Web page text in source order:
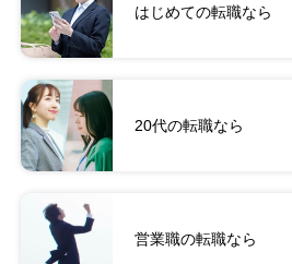
はじめての転職なら
20代の転職なら
営業職の転職なら